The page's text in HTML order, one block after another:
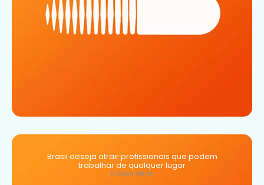
Brasil deseja atrair profissionais que podem
trabalhar de qualquer lugar
5 anos atrás